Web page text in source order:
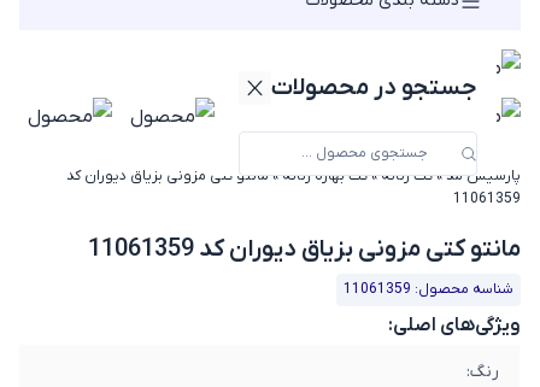
جستجو در محصولات
پارسیس مد»کت زنانه»کت بهاره زنانه»مانتو کتی مزونی بزیاق دیوران کد
11061359
مانتو کتی مزونی بزیاق دیوران کد 11061359
شناسه محصول: 11061359
ویژگی‌های اصلی:
رنگ: